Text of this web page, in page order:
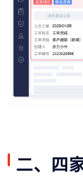
二、四